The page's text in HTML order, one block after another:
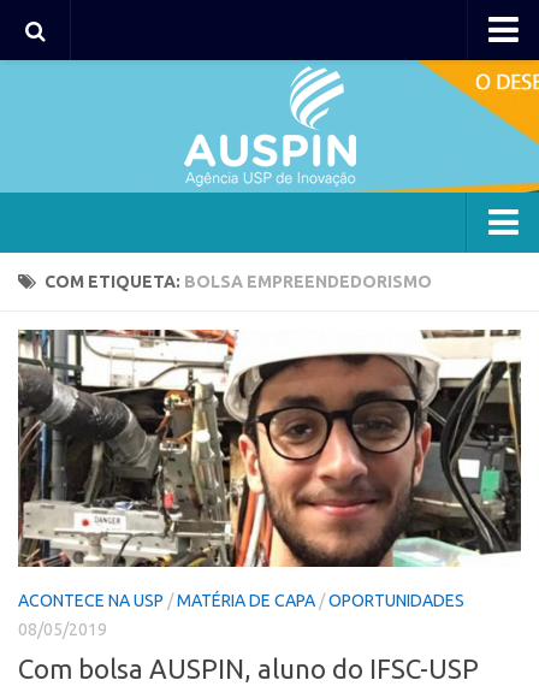
Polos
Polo Capital
Polo Lorena
Polo Ribeirão Preto
Polo São Carlos
Programas
Bolsa 2025
Startup USP
Conexão USP
Conexão Inter-USP
Agency
Institucional
Coordenação
Polos
Polo Capital
Polo Lorena
Polo Ribeirão Preto
Polo São Carlos
Bolsa 2025
COM ETIQUETA: BOLSA EMPREENDEDORISMO
ACONTECE NA USP /MATÉRIA DE CAPA /OPORTUNIDADES
08/05/2019
Com bolsa AUSPIN, aluno do IFSC-USP